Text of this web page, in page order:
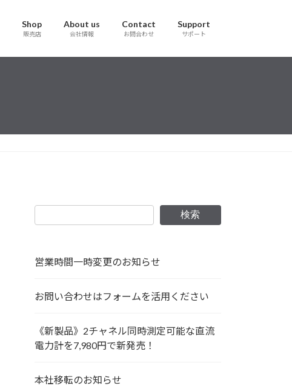
Shop
販売店
About us
会社情報
Contact
お問合わせ
Support
サポート
検索
営業時間一時変更のお知らせ
お問い合わせはフォームを活用ください
《新製品》2チャネル同時測定可能な直流
電力計を7,980円で新発売！
本社移転のお知らせ